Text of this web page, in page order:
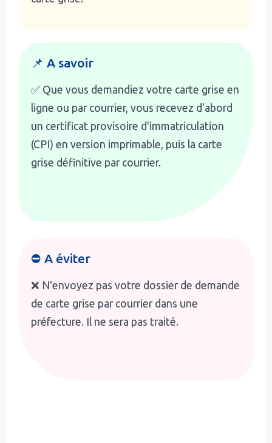
📌 A savoir
✅ Que vous demandiez votre carte grise en
ligne ou par courrier, vous recevez d'abord
un certificat provisoire d'immatriculation
(CPI) en version imprimable, puis la carte
grise définitive par courrier.
⛔ A éviter
❌ N'envoyez pas votre dossier de demande
de carte grise par courrier dans une
préfecture. Il ne sera pas traité.